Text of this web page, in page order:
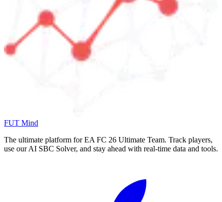
FUT Mind
The ultimate platform for EA FC 26 Ultimate Team. Track players,
use our AI SBC Solver, and stay ahead with real-time data and tools.